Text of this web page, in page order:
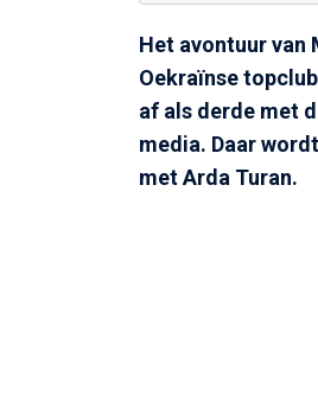
Het avontuur van
Oekraïnse
af als derde met
media. Daar
met Arda Turan.